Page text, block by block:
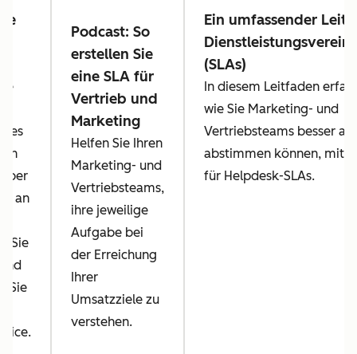
an
Sie
Sie
Podcast: So
erstellen Sie
eine SLA für
Vertrieb und
Marketing
Helfen Sie Ihren
Marketing- und
Vertriebsteams,
ihre jeweilige
Aufgabe bei
der Erreichung
Ihrer
Umsatzziele zu
verstehen.
Ein umfassender
(SLAs)
In diesem Leitfaden
wie Sie Marketing- und
Vertriebsteams besser
abstimmen können, mit
für Helpdesk-SLAs.